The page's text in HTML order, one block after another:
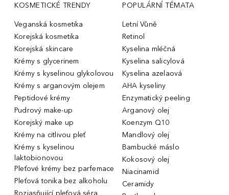
KOSMETICKÉ TRENDY
Veganská kosmetika
Korejská kosmetika
Korejská skincare
Krémy s glycerinem
Krémy s kyselinou glykolovou
Krémy s arganovým olejem
Peptidové krémy
Pudrový make-up
Korejský make up
Krémy na citlivou pleť
Krémy s kyselinou
laktobionovou
Pleťové krémy bez parfemace
Pleťová tonika bez alkoholu
Rozjasňující pleťová séra
POPULÁRNÍ TÉMATA
Letní Vůně
Retinol
Kyselina mléčná
Kyselina salicylová
Kyselina azelaová
AHA kyseliny
Enzymatický peeling
Arganový olej
Koenzym Q10
Mandlový olej
Bambucké máslo
Kokosový olej
Niacinamid
Ceramidy